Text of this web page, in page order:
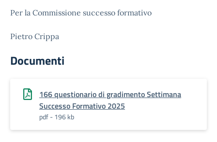
Per la Commissione successo formativo
Pietro Crippa
Documenti
166 questionario di gradimento Settimana
Successo Formativo 2025
pdf - 196 kb